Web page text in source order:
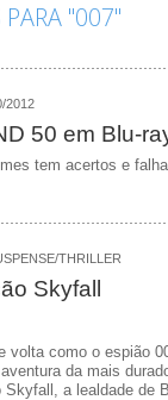
"007"
2012
50 em Blu-
tem acertos e
THRILLER
Skyfall
volta como o espião
da mais
Skyfall, a lealdade de